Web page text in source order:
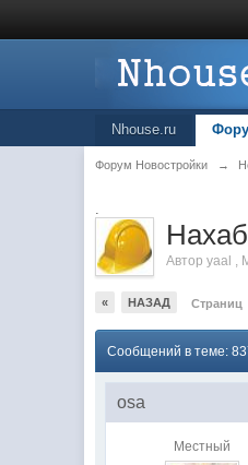
Nhouse.ru
Форум Новостройки →
.
Авторyaal ,
« НАЗАД Страниц
Сообщений в теме:
osa
Местный